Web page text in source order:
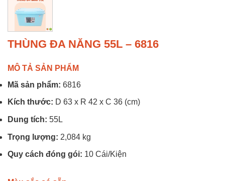
THÙNG ĐA NĂNG 55L – 6816
MÔ TẢ SẢN PHẨM
Mã sản phẩm: 6816
Kích thước: D 63 x R 42 x C 36 (cm)
Dung tích: 55L
Trọng lượng: 2,084 kg
Quy cách đóng gói: 10 Cái/Kiện